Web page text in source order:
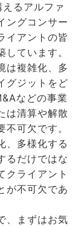
るアルファ
ングコンサー
イアントの皆
ています。
は複雑化、多
グジットをど
などの事業
は清算や解散
可欠です。
、多様化する
るだけではな
クライアント
が不可欠であ
、まずはお気